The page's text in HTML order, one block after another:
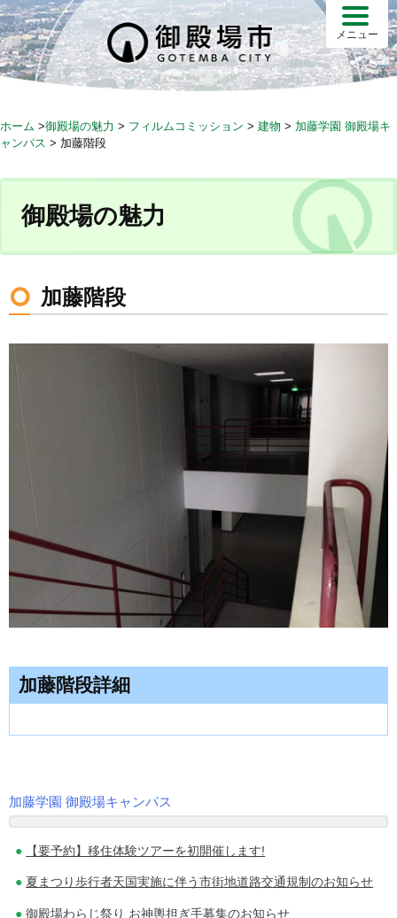
S
k
i
p
c
n
メニュー
ホーム >御殿場の魅力 > フィルムコミッション > 建物 > 加藤学園 御殿場キ
ャンパス > 加藤階段
御殿場の魅力
加藤階段
加藤階段詳細
投
稿
ナ
加藤学園 御殿場キャンパス
【要予約】移住体験ツアーを初開催します!
夏まつり歩行者天国実施に伴う市街地道路交通規制のお知らせ
御殿場わらじ祭り お神輿担ぎ手募集のお知らせ